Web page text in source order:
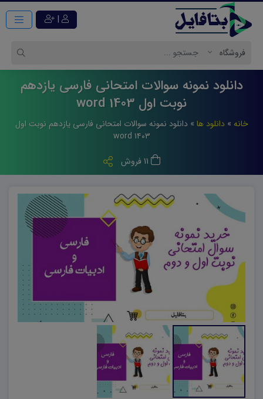
|
دانلود نمونه سوالات امتحانی فارسی یازدهم
نوبت اول 1403 word
خانه »دانلود ها »دانلود نمونه سوالات امتحانی فارسی یازدهم نوبت اول
۱۴۰۳ word